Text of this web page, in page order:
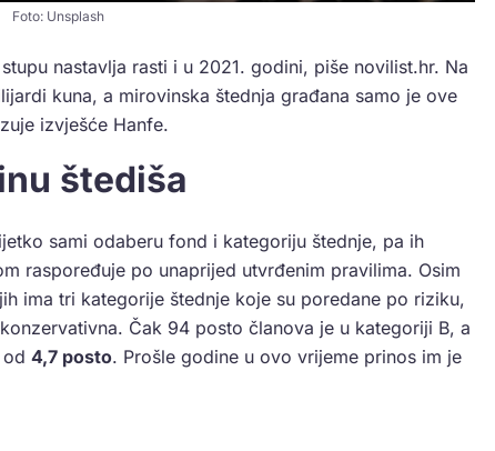
Foto: Unsplash
nastavlja rasti i u 2021. godini, piše novilist.hr. Na
kuna, a mirovinska štednja građana samo je ove
izvješće Hanfe.
štediša
sami odaberu fond i kategoriju štednje, pa ih
raspoređuje po unaprijed utvrđenim pravilima. Osim
ima tri kategorije štednje koje su poredane po riziku,
Čak 94 posto članova je u kategoriji B, a
4,7 posto. Prošle godine u ovo vrijeme prinos im je